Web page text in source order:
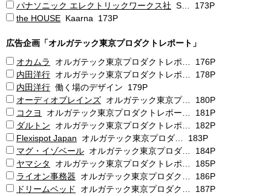
パナソニック エレクトリックワークス社 S… 173P
the HOUSE Kaarna 173P
広告企画「オルガテック東京プロダクトレポート」
オカムラ
オルガテック東京プロダクトレポ… 176P
内田洋行 オルガテック東京プロダクトレポ… 178P
内田洋行 働く場のデザイン 179P
オーディオブレインズ オルガテック東京プ… 180P
コクヨ
オルガテック東京プロダクトレポー… 181P
ダルトン オルガテック東京プロダクトレポ… 182P
Flexispot Japan オルガテック東京プロダ… 183P
マグ・イゾベール オルガテック東京プロダ… 184P
ヤマシタ
オルガテック東京プロダクトレポ… 185P
ライオン事務器 オルガテック東京プロダク… 186P
ドリームベッド
オルガテック東京プロダク… 187P